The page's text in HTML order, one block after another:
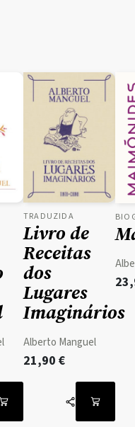
TRADUZIDA
Livro de
Receitas
dos
Lugares
Imaginários
Alberto Manguel
21,90 €